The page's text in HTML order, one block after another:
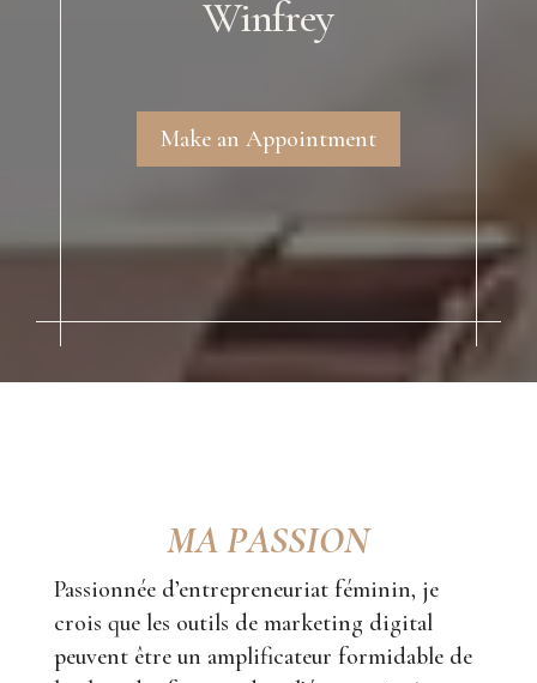
Winfrey
Make an Appointment
MA PASSION
Passionnée d’entrepreneuriat féminin, je
crois que les outils de marketing digital
peuvent être un amplificateur formidable de